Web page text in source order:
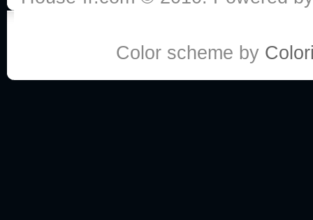
Salut tout le monde ! Je me fais un petit après
Color scheme by